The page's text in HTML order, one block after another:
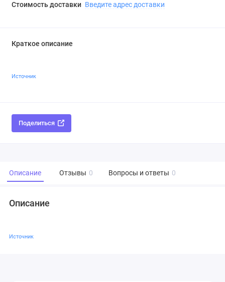
Стоимость доставки Введите адрес доставки
Краткое описание
Источник
Поделиться
Описание Отзывы 0 Вопросы и ответы 0
Описание
Источник